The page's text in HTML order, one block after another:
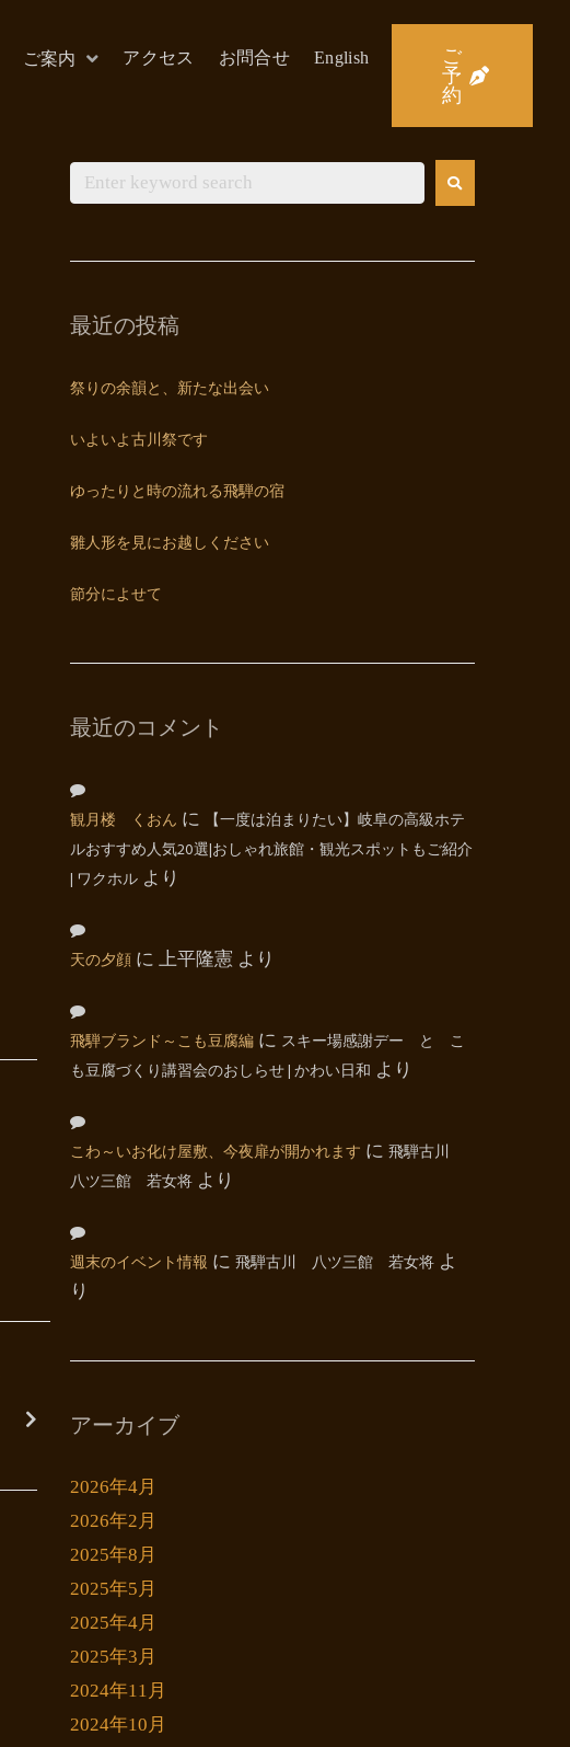
ご案内 アクセス お問合せ English
ご
予
約
最近の投稿
祭りの余韻と、新たな出会い
いよいよ古川祭です
ゆったりと時の流れる飛騨の宿
雛人形を見にお越しください
節分によせて
最近のコメント
観月楼 くおん に
【一度は泊まりたい】岐阜の高級ホテ
ルおすすめ人気20選|おしゃれ旅館・観光スポットもご紹介
| ワクホル より
天の夕顔 に 上平隆憲 より
飛騨ブランド～こも豆腐編 に スキー場感謝デー と こ
も豆腐づくり講習会のおしらせ | かわい日和 より
こわ～いお化け屋敷、今夜扉が開かれます に 飛騨古川
八ツ三館 若女将 より
週末のイベント情報 に 飛騨古川 八ツ三館 若女将 よ
り
アーカイブ
2026年4月
2026年2月
2025年8月
2025年5月
2025年4月
2025年3月
2024年11月
2024年10月